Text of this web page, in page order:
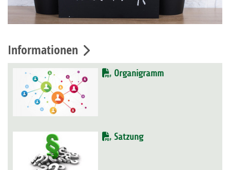
Informationen
Organigramm
Satzung